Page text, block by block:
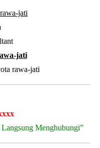
jati
rawa-jati
Menghubungi”